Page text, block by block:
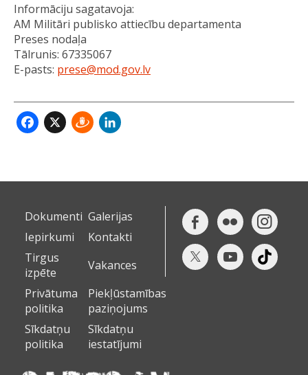
Informāciju sagatavoja:
AM Militāri publisko attiecību departamenta
Preses nodaļa
Tālrunis: 67335067
E-pasts: prese@mod.gov.lv
Facebook
X Draugiem
Dokumenti Galerijas
Iepirkumi
Kontakti
Tirgus
izpēte
Vakances
Privātuma
politika
Piekļūstamības
paziņojums
Sīkdatņu
politika
Sīkdatņu
iestatījumi